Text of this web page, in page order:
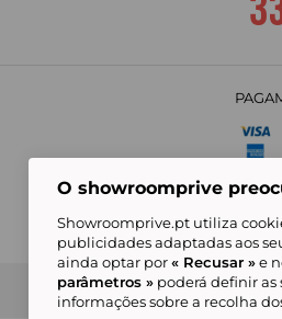
Condições Gerais
O showroomprive
Showroomprive.pt utiliza
publicidades adaptadas aos
ainda optar por« Recusar »e
parâmetros » poderá definir as
informações sobre a recolha